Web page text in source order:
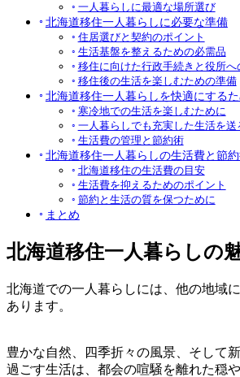
一人暮らしに最適な場所選び
北海道移住一人暮らしに必要な準備
住居選びと契約のポイント
生活基盤を整えるための必需品
移住に向けた行政手続きと役所へ
移住後の生活を楽しむための準備
北海道移住一人暮らしを快適にする
寒冷地での生活を楽しむために
一人暮らしでも充実した生活を送
生活費の管理と節約術
北海道移住一人暮らしの生活費と節
北海道移住の生活費の目安
生活費を抑えるためのポイント
節約と生活の質を保つために
まとめ
北海道移住一人暮らしの
北海道での一人暮らしには、他の地域
あります。
豊かな自然、四季折々の風景、そして
過ごす生活は、都会の喧騒を離れた穏